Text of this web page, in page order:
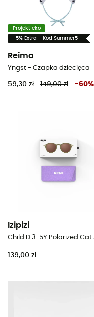
Projekt eko
-5% Extra - Kod Summer5
Reima
Yngst - Czapka dziecięca
59,30 zł 149,00 zł -60%
Izipizi
139,00 zł